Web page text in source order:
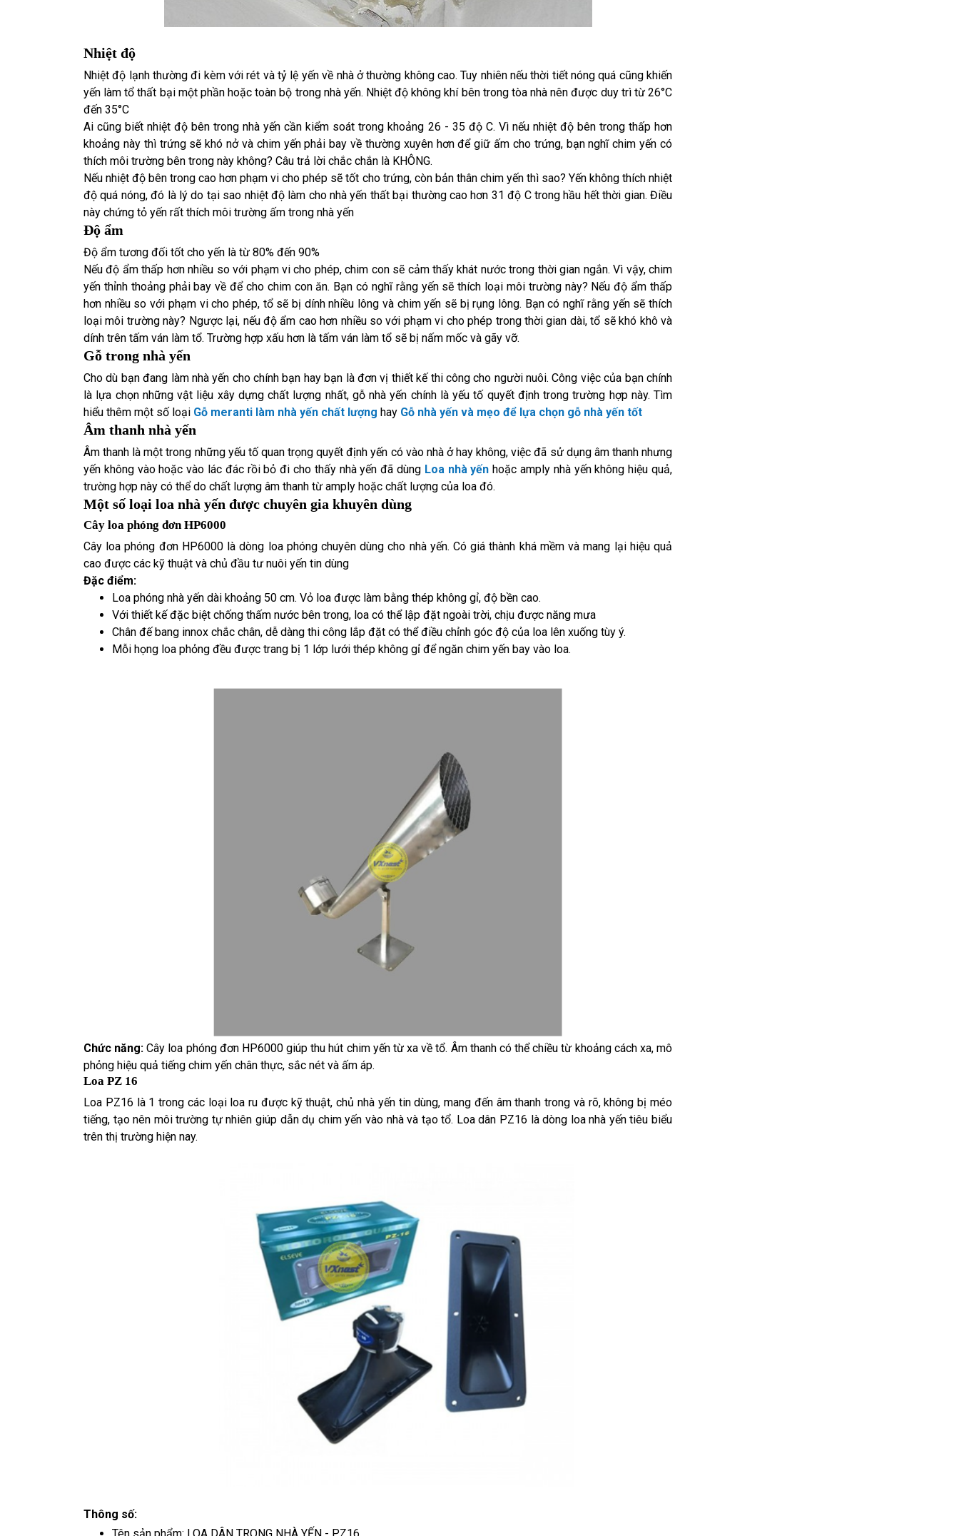
Nhiệt độ
Nhiệt độ lạnh thường đi kèm với rét và tỷ lệ yến về nhà ở thường không cao. Tuy nhiên nếu thời tiết nóng quá cũng khiến
yến làm tổ thất bại một phần hoặc toàn bộ trong nhà yến. Nhiệt độ không khí bên trong tòa nhà nên được duy trì từ 26°C
đến 35°C
Ai cũng biết nhiệt độ bên trong nhà yến cần kiểm soát trong khoảng 26 - 35 độ C. Vì nếu nhiệt độ bên trong thấp hơn
khoảng này thì trứng sẽ khó nở và chim yến phải bay về thường xuyên hơn để giữ ấm cho trứng, bạn nghĩ chim yến có
thích môi trường bên trong này không? Câu trả lời chắc chắn là KHÔNG.
Nếu nhiệt độ bên trong cao hơn phạm vi cho phép sẽ tốt cho trứng, còn bản thân chim yến thì sao? Yến không thích nhiệt
độ quá nóng, đó là lý do tại sao nhiệt độ làm cho nhà yến thất bại thường cao hơn 31 độ C trong hầu hết thời gian. Điều
này chứng tỏ yến rất thích môi trường ấm trong nhà yến
Độ ẩm
Độ ẩm tương đối tốt cho yến là từ 80% đến 90%
Nếu độ ẩm thấp hơn nhiều so với phạm vi cho phép, chim con sẽ cảm thấy khát nước trong thời gian ngắn. Vì vậy, chim
yến thỉnh thoảng phải bay về để cho chim con ăn. Bạn có nghĩ rằng yến sẽ thích loại môi trường này? Nếu độ ẩm thấp
hơn nhiều so với phạm vi cho phép, tổ sẽ bị dính nhiều lông và chim yến sẽ bị rụng lông. Bạn có nghĩ rằng yến sẽ thích
loại môi trường này? Ngược lại, nếu độ ẩm cao hơn nhiều so với phạm vi cho phép trong thời gian dài, tổ sẽ khó khô và
dính trên tấm ván làm tổ. Trường hợp xấu hơn là tấm ván làm tổ sẽ bị nấm mốc và gãy vỡ.
Gỗ trong nhà yến
Cho dù bạn đang làm nhà yến cho chính bạn hay bạn là đơn vị thiết kế thi công cho người nuôi. Công việc của bạn chính
là lựa chọn những vật liệu xây dựng chất lượng nhất, gỗ nhà yến chính là yếu tố quyết định trong trường hợp này. Tìm
hiểu thêm một số loại Gỗ meranti làm nhà yến chất lượng hay Gỗ nhà yến và mẹo để lựa chọn gỗ nhà yến tốt
Âm thanh nhà yến
Âm thanh là một trong những yếu tố quan trọng quyết định yến có vào nhà ở hay không, việc đã sử dụng âm thanh nhưng
yến không vào hoặc vào lác đác rồi bỏ đi cho thấy nhà yến đã dùng Loa nhà yến hoặc amply nhà yến không hiệu quả,
trường hợp này có thể do chất lượng âm thanh từ amply hoặc chất lượng của loa đó.
Một số loại loa nhà yến được chuyên gia khuyên dùng
Cây loa phóng đơn HP6000
Cây loa phóng đơn HP6000 là dòng loa phóng chuyên dùng cho nhà yến. Có giá thành khá mềm và mang lại hiệu quả
cao được các kỹ thuật và chủ đầu tư nuôi yến tin dùng
Đặc điểm:
Loa phóng nhà yến dài khoảng 50 cm. Vỏ loa được làm bằng thép không gỉ, độ bền cao.
Với thiết kế đặc biệt chống thấm nước bên trong, loa có thể lập đặt ngoài trời, chịu được năng mưa
Chân đế bang innox chắc chân, dễ dàng thi công lắp đặt có thể điều chỉnh góc độ của loa lên xuống tùy ý.
Mỗi họng loa phỏng đều được trang bị 1 lớp lưới thép không gỉ để ngăn chim yến bay vào loa.
Chức năng: Cây loa phóng đơn HP6000 giúp thu hút chim yến từ xa về tổ. Âm thanh có thể chiều từ khoảng cách xa, mô
phỏng hiệu quả tiếng chim yến chân thực, sắc nét và ấm áp.
Loa PZ 16
Loa PZ16 là 1 trong các loại loa ru được kỹ thuật, chủ nhà yến tin dùng, mang đến âm thanh trong và rõ, không bị méo
tiếng, tạo nên môi trường tự nhiên giúp dẫn dụ chim yến vào nhà và tạo tổ. Loa dân PZ16 là dòng loa nhà yến tiêu biểu
trên thị trường hiện nay.
Thông số: